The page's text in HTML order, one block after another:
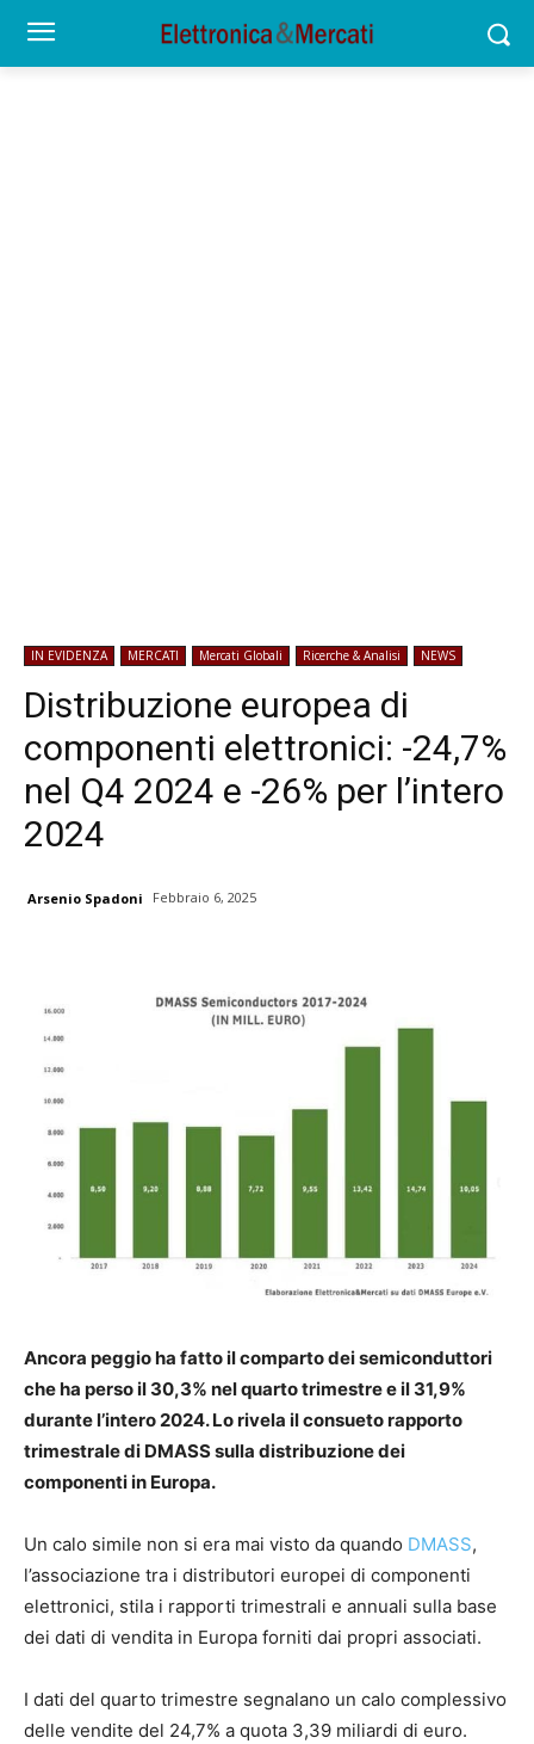
IN EVIDENZA MERCATI Mercati Globali Ricerche & Analisi NEWS
Distribuzione europea di
componenti elettronici: -24,7%
nel Q4 2024 e -26% per l’intero
2024
Arsenio Spadoni Febbraio 6, 2025
Ancora peggio ha fatto il comparto dei semiconduttori
che ha perso il 30,3% nel quarto trimestre e il 31,9%
durante l’intero 2024. Lo rivela il consueto rapporto
trimestrale di DMASS sulla distribuzione dei
componenti in Europa.
Un calo simile non si era mai visto da quando DMASS,
l’associazione tra i distributori europei di componenti
elettronici, stila i rapporti trimestrali e annuali sulla base
dei dati di vendita in Europa forniti dai propri associati.
I dati del quarto trimestre segnalano un calo complessivo
delle vendite del 24,7% a quota 3,39 miliardi di euro.